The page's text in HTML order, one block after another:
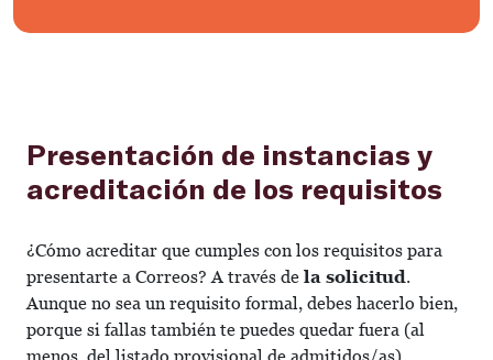
Presentación de instancias y
acreditación de los requisitos
¿Cómo acreditar que cumples con los requisitos para
presentarte a Correos? A través de la solicitud.
Aunque no sea un requisito formal, debes hacerlo bien,
porque si fallas también te puedes quedar fuera (al